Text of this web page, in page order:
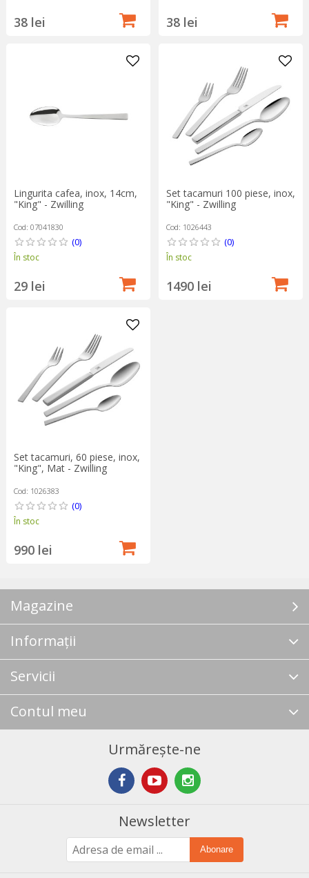
38 lei 38 lei
Lingurita cafea, inox, 14cm,
"King" - Zwilling
Cod: 07041830
(0)
În stoc
29 lei
Set tacamuri 100 piese, inox,
"King" - Zwilling
Cod: 1026443
(0)
În stoc
1490 lei
Set tacamuri, 60 piese, inox,
"King", Mat - Zwilling
Cod: 1026383
(0)
În stoc
990 lei
Magazine
Informații
Servicii
Contul meu
Urmărește-ne
Newsletter
Abonare